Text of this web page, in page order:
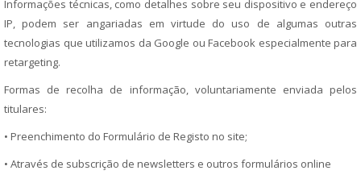
Informações técnicas, como detalhes sobre seu dispositivo e endereço
IP, podem ser angariadas em virtude do uso de algumas outras
tecnologias que utilizamos da Google ou Facebook especialmente para
retargeting.
Formas de recolha de informação, voluntariamente enviada pelos
titulares:
• Preenchimento do Formulário de Registo no site;
• Através de subscrição de newsletters e outros formulários online